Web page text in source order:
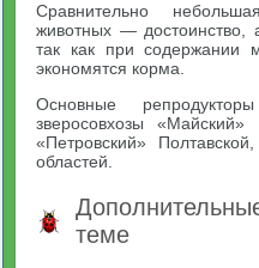
Сравнительно
животных — достоинство,
так как при содержании
экономятся корма.
Основные
зверосовхозы «Майский»
«Петровский»
областей.
теме